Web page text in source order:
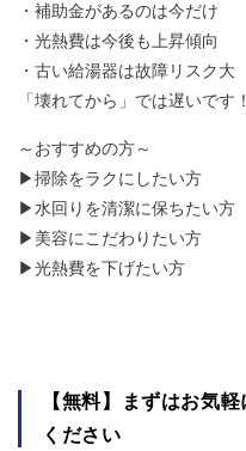
・補助金があるのは今だけ
・光熱費は今後も上昇傾向
・古い給湯器は故障リスク大
「壊れてから」では遅いです！
～おすすめの方～
▶掃除をラクにしたい方
▶水回りを清潔に保ちたい方
▶美容にこだわりたい方
▶光熱費を下げたい方
【無料】まずはお気軽に広島ガス住設(株)までご相談
ください